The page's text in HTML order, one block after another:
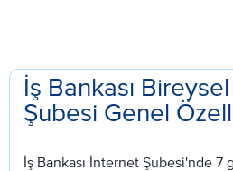
İş Bankası
Şubesi Genel
İş Bankası İnternet Şubesi'nde 7